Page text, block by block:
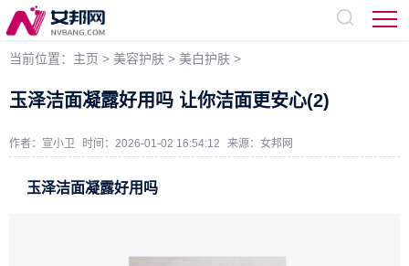
当前位置： 主页 > 美容护肤 > 美白护肤 >
玉泽洁面凝露好用吗 让你洁面更安心(2)
作者：宣小卫 时间：2026-01-02 16:54:12 来源： 女邦网
玉泽洁面凝露好用吗